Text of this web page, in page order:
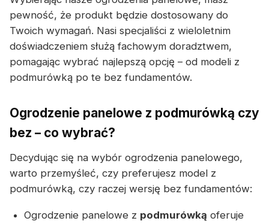
pewność, że produkt będzie dostosowany do
Twoich wymagań. Nasi specjaliści z wieloletnim
doświadczeniem służą fachowym doradztwem,
pomagając wybrać najlepszą opcję – od modeli z
podmurówką po te bez fundamentów.
Ogrodzenie panelowe z podmurówką czy
bez – co wybrać?
Decydując się na wybór ogrodzenia panelowego,
warto przemyśleć, czy preferujesz model z
podmurówką, czy raczej wersję bez fundamentów:
Ogrodzenie panelowe z podmurówką oferuje